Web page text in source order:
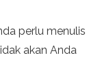
perlu menulis
akan Anda